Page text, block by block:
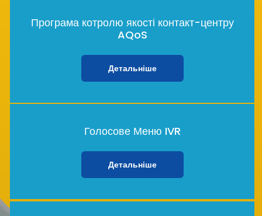
Програма котролю якості контакт-центру
AQoS
Детальніше
Голосове Меню IVR
Детальніше